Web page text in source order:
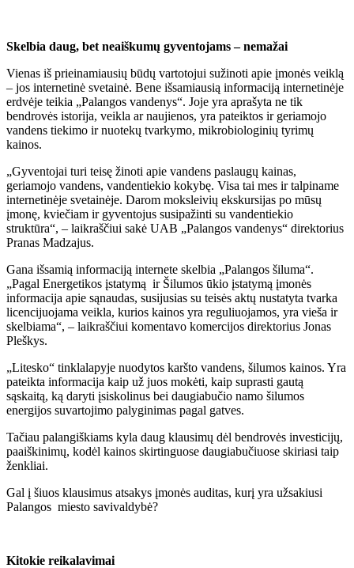
Skelbia daug, bet neaiškumų gyventojams – nemažai
Vienas iš prieinamiausių būdų vartotojui sužinoti apie įmonės veiklą
– jos internetinė svetainė. Bene išsamiausią informaciją internetinėje
erdvėje teikia „Palangos vandenys“. Joje yra aprašyta ne tik
bendrovės istorija, veikla ar naujienos, yra pateiktos ir geriamojo
vandens tiekimo ir nuotekų tvarkymo, mikrobiologinių tyrimų
kainos.
„Gyventojai turi teisę žinoti apie vandens paslaugų kainas,
geriamojo vandens, vandentiekio kokybę. Visa tai mes ir talpiname
internetinėje svetainėje. Darom moksleivių ekskursijas po mūsų
įmonę, kviečiam ir gyventojus susipažinti su vandentiekio
struktūra“, – laikraščiui sakė UAB „Palangos vandenys“ direktorius
Pranas Madzajus.
Gana išsamią informaciją internete skelbia „Palangos šiluma“.
„Pagal Energetikos įstatymą ir Šilumos ūkio įstatymą įmonės
informacija apie sąnaudas, susijusias su teisės aktų nustatyta tvarka
licencijuojama veikla, kurios kainos yra reguliuojamos, yra vieša ir
skelbiama“, – laikraščiui komentavo komercijos direktorius Jonas
Pleškys.
„Litesko“ tinklalapyje nuodytos karšto vandens, šilumos kainos. Yra
pateikta informacija kaip už juos mokėti, kaip suprasti gautą
sąskaitą, ką daryti įsiskolinus bei daugiabučio namo šilumos
energijos suvartojimo palyginimas pagal gatves.
Tačiau palangiškiams kyla daug klausimų dėl bendrovės investicijų,
paaiškinimų, kodėl kainos skirtinguose daugiabučiuose skiriasi taip
ženkliai.
Gal į šiuos klausimus atsakys įmonės auditas, kurį yra užsakiusi
Palangos miesto savivaldybė?
Kitokie reikalavimai